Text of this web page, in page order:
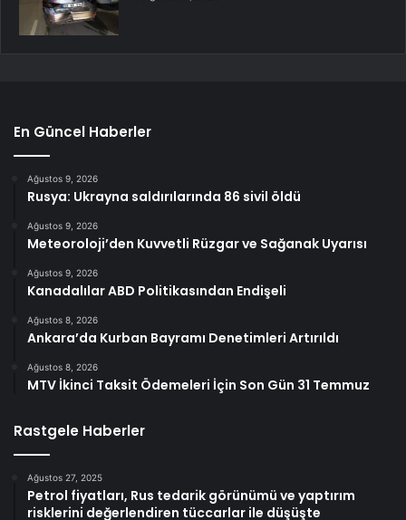
En Güncel Haberler
Ağustos 9, 2026
Rusya: Ukrayna saldırılarında 86 sivil öldü
Ağustos 9, 2026
Meteoroloji’den Kuvvetli Rüzgar ve Sağanak Uyarısı
Ağustos 9, 2026
Kanadalılar ABD Politikasından Endişeli
Ağustos 8, 2026
Ankara’da Kurban Bayramı Denetimleri Artırıldı
Ağustos 8, 2026
MTV İkinci Taksit Ödemeleri İçin Son Gün 31 Temmuz
Rastgele Haberler
Ağustos 27, 2025
Petrol fiyatları, Rus tedarik görünümü ve yaptırım
risklerini değerlendiren tüccarlar ile düşüşte